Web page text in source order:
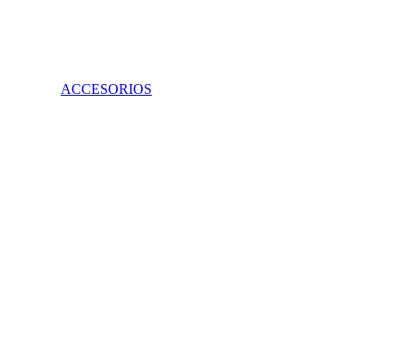
ACCESORIOS